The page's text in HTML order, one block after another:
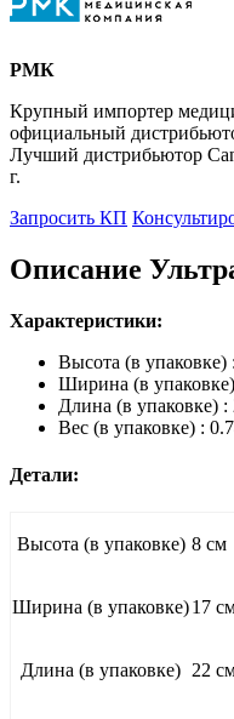
РМК
Крупный импортер
официальный
Лучший дистрибьютор
г.
Запросить КП
Описание
Характеристики:
Высота (в упаковке)
Ширина (в
Длина (в упаковке) :
Вес (в упаковке) :
Детали:
Высота (в упаковке) 8 см
Ширина (в упаковке)17
Длина (в упаковке) 22